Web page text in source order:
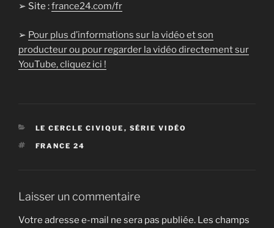
➢ Site :france24.com/fr
➢ Pour plus d’informations sur la vidéo et son
producteur ou pour regarder la vidéo directement sur
YouTube, cliquez ici !
CATÉGORIES
LE CERCLE CIVIQUE , SÉRIE VIDÉO
ÉTIQUETTES
FRANCE 24
Laisser un commentaire
Votre adresse e-mail ne sera pas publiée. Les champs